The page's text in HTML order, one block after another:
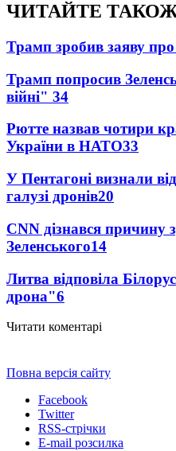
ЧИТАЙТЕ
Трамп зробив заяву
Трамп попросив
війні" 34
Рютте назвав чотири
України в НАТО33
У Пентагоні визнали
галузі дронів20
CNN дізнався причину
Зеленського14
Литва відповіла
дрона"6
Читати коментарі
Повна версія сайту
Facebook
Twitter
RSS-стрічки
E-mail розсилка